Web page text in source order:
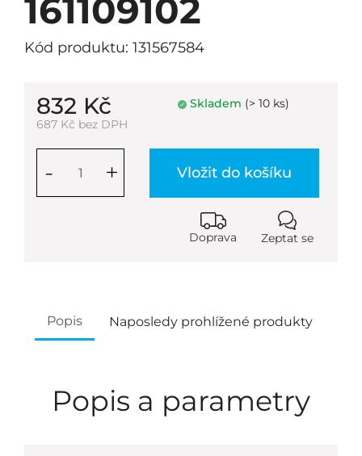
161109102
Kód produktu: 131567584
832 Kč
687 Kč bez DPH
Skladem (> 10 ks)
+
- Vložit do košíku
Doprava Zeptat se
Popis Naposledy prohlížené produkty
Popis a parametry